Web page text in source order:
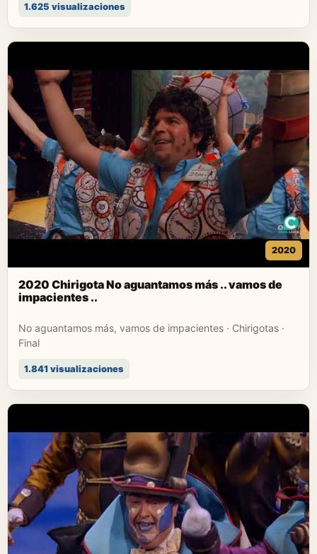
1.625 visualizaciones
2020
2020 Chirigota No aguantamos más .. vamos de
impacientes ..
No aguantamos más, vamos de impacientes · Chirigotas ·
Final
1.841 visualizaciones